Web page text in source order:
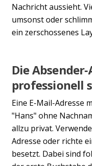
Nachricht aussieht.
umsonst oder
ein zerschossenes
Die
professionell
Eine E-Mail-Adresse
"Hans" ohne
allzu privat.
Adresse oder richte
besetzt. Dabei sind